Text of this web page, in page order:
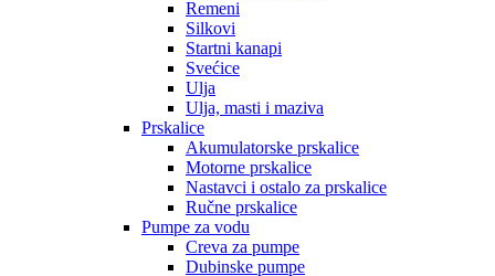
Remeni
Silkovi
Startni kanapi
Svećice
Ulja
Ulja, masti i maziva
Prskalice
Akumulatorske prskalice
Motorne prskalice
Nastavci i ostalo za prskalice
Ručne prskalice
Pumpe za vodu
Creva za pumpe
Dubinske pumpe